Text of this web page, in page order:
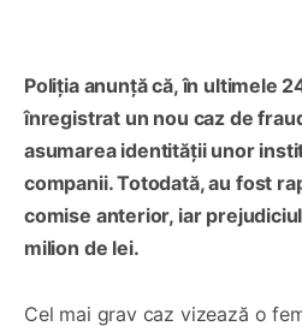
Poliția anunță că, în ultimele
înregistrat un nou caz de
asumarea identității unor
companii. Totodată, au fost
comise anterior, iar
milion de lei.
Cel mai grav caz vizează o